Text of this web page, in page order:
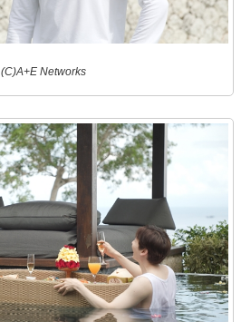
(C)A+E Networks